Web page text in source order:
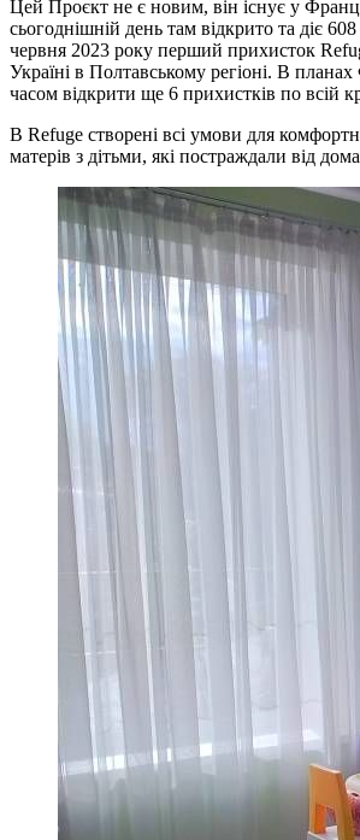
Цей Проєкт не є новим, він існує у
сьогоднішній день там відкрито та діє
червня 2023 року перший прихисток
Україні в Полтавському регіоні. В
часом відкрити ще 6 прихистків по всій
В Refuge створені всі умови для
матерів з дітьми, які постраждали від